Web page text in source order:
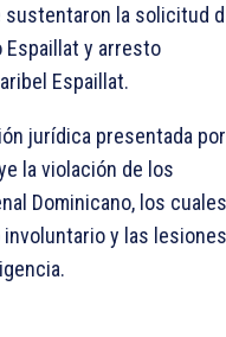
sustentaron la solicitud
y arresto
Espaillat.
jurídica presentada
la violación de los
Dominicano, los cuales
y las lesiones